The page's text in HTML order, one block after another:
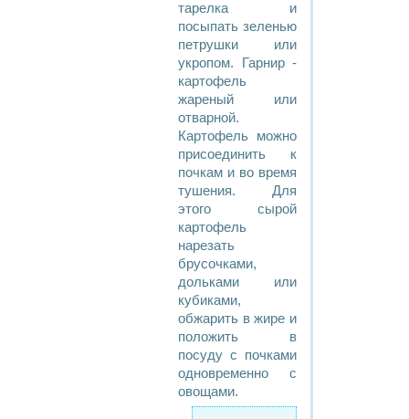
тарелка и
посыпать зеленью
петрушки или
укропом. Гарнир -
картофель
жареный или
отварной.
Картофель можно
присоединить к
почкам и во время
тушения. Для
этого сырой
картофель
нарезать
брусочками,
дольками или
кубиками,
обжарить в жире и
положить в
посуду с почками
одновременно с
овощами.